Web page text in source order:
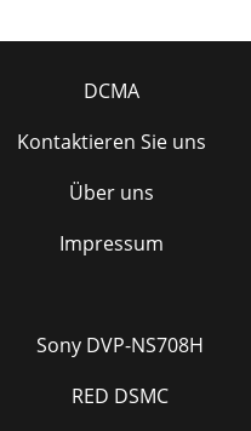
DCMA
Kontaktieren Sie uns
Über uns
Impressum
Sony DVP-NS708H
RED DSMC